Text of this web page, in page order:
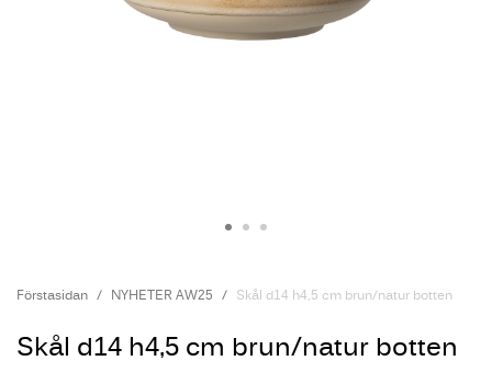
Förstasidan NYHETER AW25 Skål d14 h4,5 cm brun/natur botten
Skål d14 h4,5 cm brun/natur botten